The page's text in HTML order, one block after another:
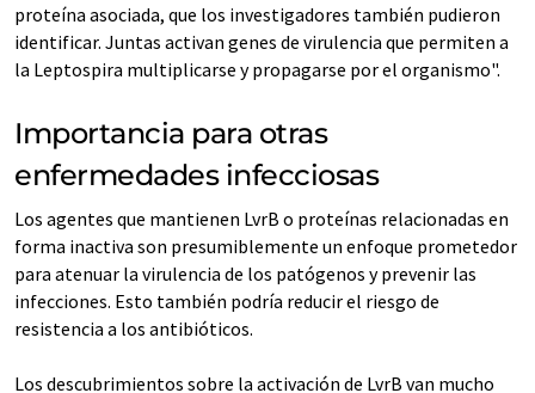
proteína asociada, que los investigadores también pudieron
identificar. Juntas activan genes de virulencia que permiten a
la Leptospira multiplicarse y propagarse por el organismo".
Importancia para otras
enfermedades infecciosas
Los agentes que mantienen LvrB o proteínas relacionadas en
forma inactiva son presumiblemente un enfoque prometedor
para atenuar la virulencia de los patógenos y prevenir las
infecciones. Esto también podría reducir el riesgo de
resistencia a los antibióticos.
Los descubrimientos sobre la activación de LvrB van mucho